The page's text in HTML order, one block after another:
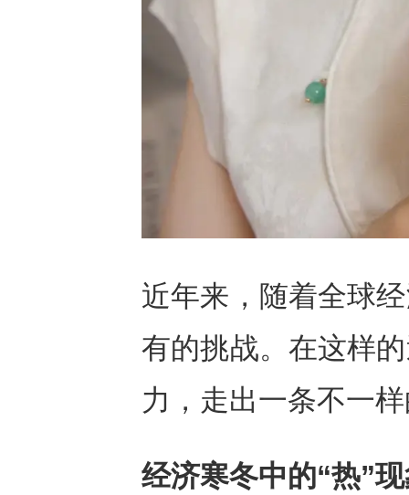
近年来，随着全球
有的挑战。在这样
力，走出一条不一
经济寒冬中的“热”